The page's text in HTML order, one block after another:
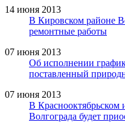
14 июня 2013
В Кировском районе
ремонтные работы
07 июня 2013
Об исполнении
поставленный
07 июня 2013
В Краснооктябрьском
Волгограда будет